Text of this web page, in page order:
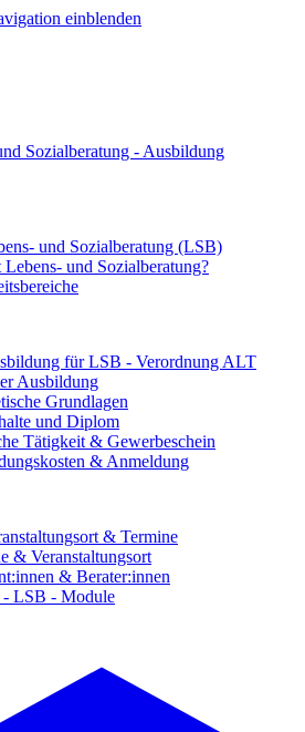
einblenden
Sozialberatung - Ausbildung
und Sozialberatung (LSB)
Lebens- und Sozialberatung?
für LSB - Verordnung ALT
Ausbildung
Grundlagen
und Diplom
Tätigkeit & Gewerbeschein
& Anmeldung
& Termine
& Veranstaltungsort
& Berater:innen
- LSB - Module